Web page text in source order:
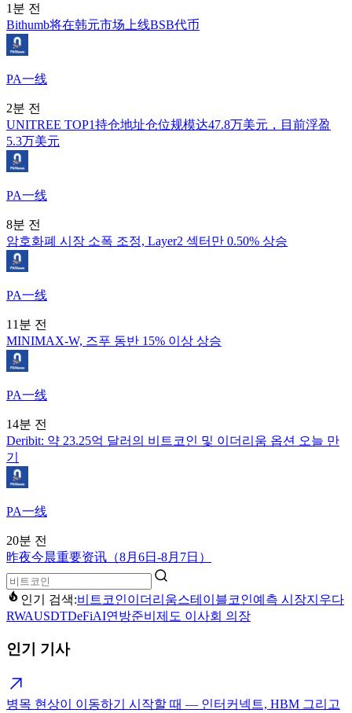
1분 전
Bithumb将在韩元市场上线BSB代币
PA一线
2분 전
UNITREE TOP1持仓地址仓位规模达47.8万美元，目前浮盈
5.3万美元
PA一线
8분 전
암호화폐 시장 소폭 조정, Layer2 섹터만 0.50% 상승
PA一线
11분 전
MINIMAX-W, 즈푸 동반 15% 이상 상승
PA一线
14분 전
Deribit: 약 23.25억 달러의 비트코인 및 이더리움 옵션 오늘 만
기
PA一线
20분 전
昨夜今晨重要资讯（8月6日-8月7日）
인기 검색:비트코인이더리움스테이블코인예측 시장지우다
RWAUSDTDeFiAI연방준비제도 이사회 의장
인기 기사
병목 현상이 이동하기 시작할 때 — 인터커넥트, HBM 그리고